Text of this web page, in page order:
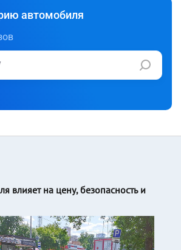
автомобиля
влияет на цену, безопасность и